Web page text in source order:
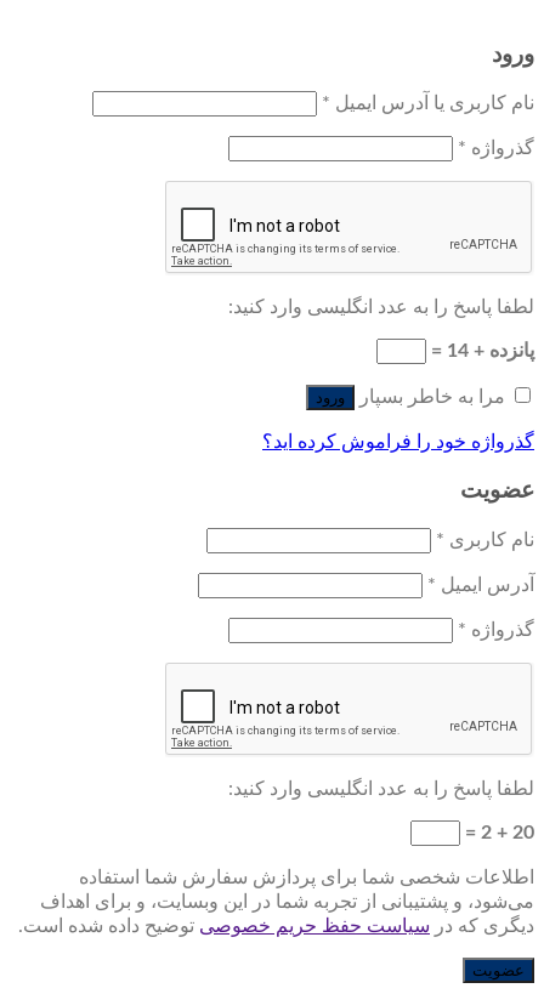
ورود
نام کاربری یا آدرس ایمیل *
گذرواژه *
لطفا پاسخ را به عدد انگلیسی وارد کنید:
پانزده + 14 =
مرا به خاطر بسپار ورود
گذرواژه خود را فراموش کرده اید؟
عضویت
نام کاربری *
آدرس ایمیل *
گذرواژه *
لطفا پاسخ را به عدد انگلیسی وارد کنید:
20 + 2 =
اطلاعات شخصی شما برای پردازش سفارش شما استفاده
می‌شود، و پشتیبانی از تجربه شما در این وبسایت، و برای اهداف
دیگری که در سیاست حفظ حریم خصوصی توضیح داده شده است.
عضویت